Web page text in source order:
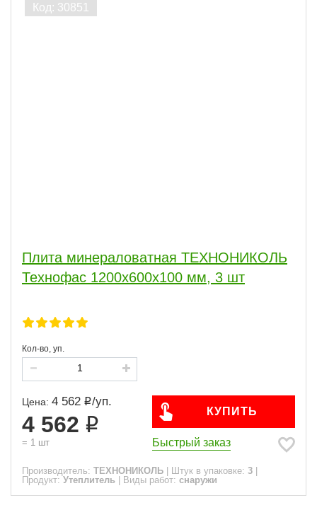
Плита минераловатная ТЕХНОНИКОЛЬ
Технофас 1200х600х100 мм, 3 шт
Кол-во, уп.
Цена: 4 562 /уп.
4 562
= 1 шт
КУПИТЬ
Быстрый заказ
Производитель: ТЕХНОНИКОЛЬ Штук в упаковке: 3
Продукт: Утеплитель Виды работ: снаружи